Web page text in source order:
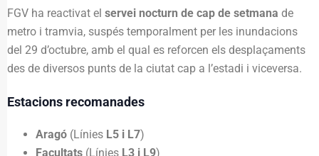
FGV ha reactivat el servei nocturn de cap de setmana de
metro i tramvia, suspés temporalment per les inundacions
del 29 d’octubre, amb el qual es reforcen els desplaçaments
des de diversos punts de la ciutat cap a l’estadi i viceversa.
Estacions recomanades
Aragó (Línies L5 i L7)
Facultats (Línies L3 i L9)